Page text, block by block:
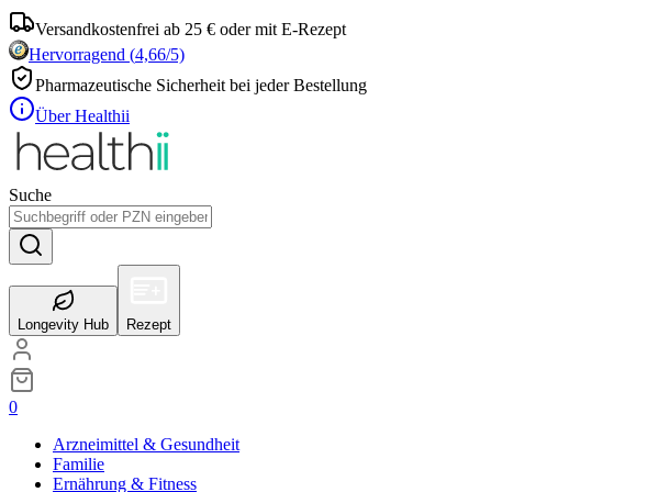
Versandkostenfrei ab 25 € oder mit E-Rezept
Hervorragend (4,66/5)
Pharmazeutische Sicherheit bei jeder Bestellung
Über Healthii
Suche
Longevity Hub Rezept
0
Arzneimittel & Gesundheit
Familie
Ernährung & Fitness